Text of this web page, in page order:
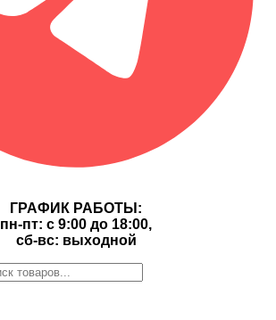
ГРАФИК РАБОТЫ:
пн-пт: с 9:00 до 18:00,
сб-вс: выходной